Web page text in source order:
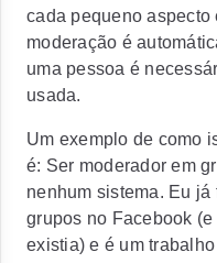
cada pequeno aspecto
moderação é
uma pessoa é
usada.
Um exemplo de como
é: Ser moderador em
nenhum sistema. Eu
grupos no Facebook
existia) e é um